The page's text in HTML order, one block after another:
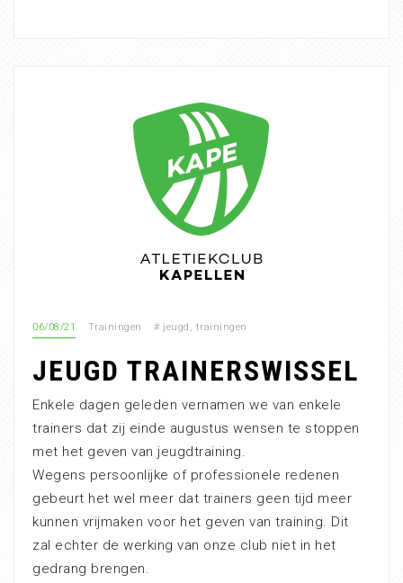
06/08/21 Trainingen # jeugd , trainingen
JEUGD TRAINERSWISSEL
Enkele dagen geleden vernamen we van enkele
trainers dat zij einde augustus wensen te stoppen
met het geven van jeugdtraining.
Wegens persoonlijke of professionele redenen
gebeurt het wel meer dat trainers geen tijd meer
kunnen vrijmaken voor het geven van training. Dit
zal echter de werking van onze club niet in het
gedrang brengen.